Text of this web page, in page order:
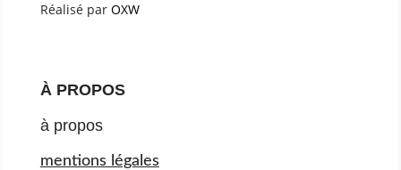
Réalisé par OXW
À PROPOS
à propos
mentions légales